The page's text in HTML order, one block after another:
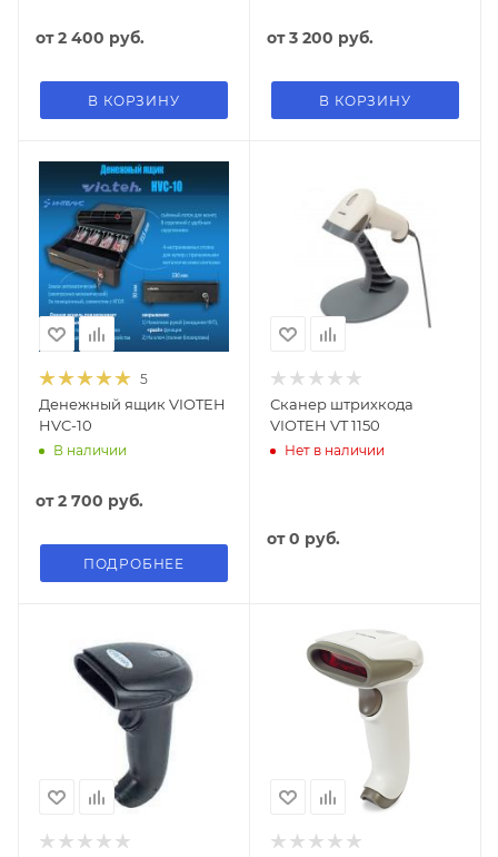
от2 400 руб.
В КОРЗИНУ
от3 200 руб.
В КОРЗИНУ
5
Денежный ящик VIOTEH
HVC-10
В наличии
от2 700 руб.
ПОДРОБНЕЕ
Сканер штрихкода
VIOTEH VT 1150
Нет в наличии
от0 руб.